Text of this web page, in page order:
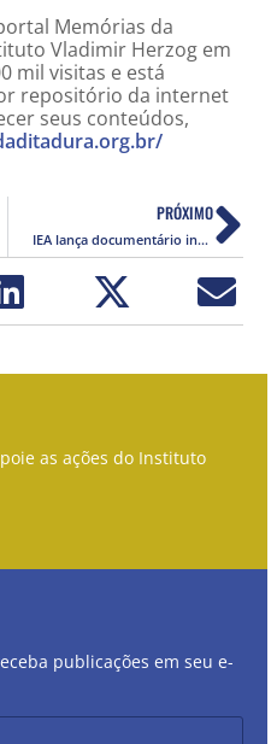
Memórias da
Vladimir Herzog em
mil visitas e está
repositório da internet
seus conteúdos,
PRÓXIMO
IEA lança documentário inédito sobre a luta pelos direitos humanos
as ações do Instituto
publicações em seu e-